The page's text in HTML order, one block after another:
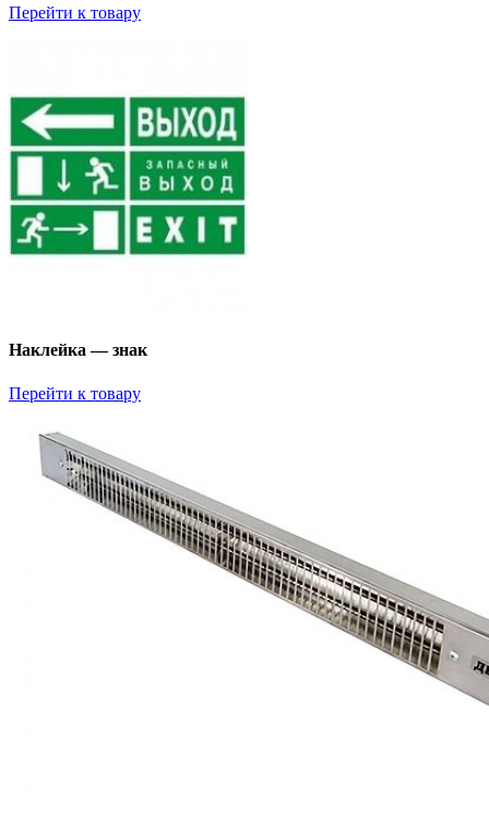
Перейти к товару
Наклейка — знак
Перейти к товару